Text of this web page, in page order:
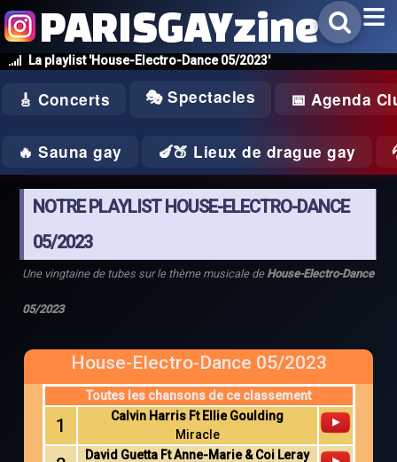
La playlist 'House-Electro-Dance 05/2023'
PARISGAYzine
🎸 Concerts 🎭 Spectacles 📅 Agenda
🔥 Sauna gay 🍆🍑 Lieux de drague gay
NOTRE PLAYLIST HOUSE-ELECTRO-DANCE
05/2023
Une vingtaine de tubes sur le thème musicale de House-Electro-Dance
05/2023
House-Electro-Dance 05/2023
Toutes les chansons de ce classement
1
Calvin Harris Ft Ellie Goulding
Miracle
David Guetta Ft Anne-Marie & Coi Leray